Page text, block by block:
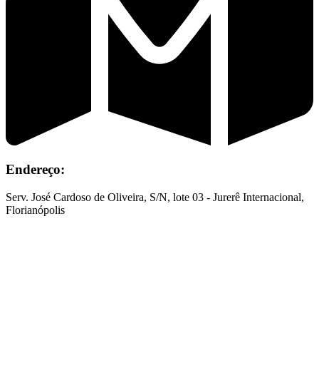
Endereço:
Serv. José Cardoso de Oliveira, S/N, lote 03 - Jurerê Internacional,
Florianópolis